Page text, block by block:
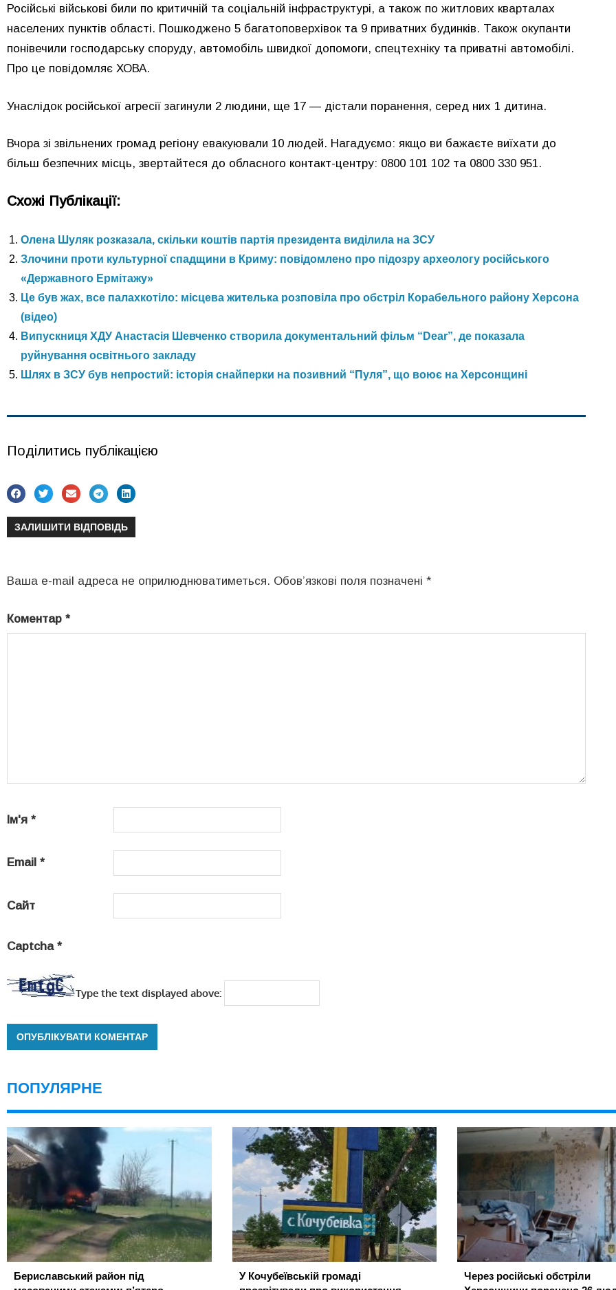
Російські військові били по критичній та соціальній інфраструктурі, а також по житлових кварталах
населених пунктів області. Пошкоджено 5 багатоповерхівок та 9 приватних будинків. Також окупанти
понівечили господарську споруду, автомобіль швидкої допомоги, спецтехніку та приватні автомобілі.
Про це повідомляє ХОВА.
Унаслідок російської агресії загинули 2 людини, ще 17 — дістали поранення, серед них 1 дитина.
Вчора зі звільнених громад регіону евакуювали 10 людей. Нагадуємо: якщо ви бажаєте виїхати до
більш безпечних місць, звертайтеся до обласного контакт-центру: 0800 101 102 та 0800 330 951.
Схожі Публікації:
Олена Шуляк розказала, скільки коштів партія президента виділила на ЗСУ
Злочини проти культурної спадщини в Криму: повідомлено про підозру археологу російського
«Державного Ермітажу»
Це був жах, все палахкотіло: місцева жителька розповіла про обстріл Корабельного району Херсона
(відео)
Випускниця ХДУ Анастасія Шевченко створила документальний фільм “Dear”, де показала
руйнування освітнього закладу
Шлях в ЗСУ був непростий: історія снайперки на позивний “Пуля”, що воює на Херсонщині
Поділитись публікацією
ЗАЛИШИТИ ВІДПОВІДЬ
Ваша e-mail адреса не оприлюднюватиметься. Обов’язкові поля позначені *
Коментар *
Ім'я *
Email *
Сайт
Captcha *
Type the text displayed above:
ПОПУЛЯРНЕ
Бериславський район під
У Кочубеївській громаді
Через російські обстріли